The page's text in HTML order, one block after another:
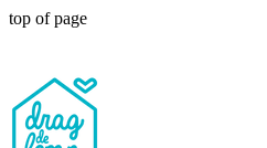
top of page